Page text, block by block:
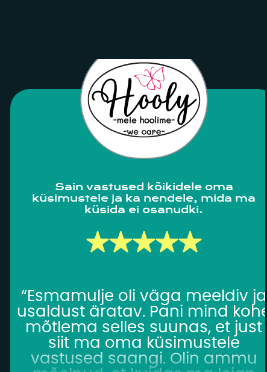
Sain vastused kõikidele oma
küsimustele ja ka nendele, mida ma
küsida ei osanudki.
“Esmamulje oli väga meeldiv ja
usaldust äratav. Pani mind
mõtlema selles suunas, et just
siit ma oma küsimustele
vastused saangi. Olin ammu